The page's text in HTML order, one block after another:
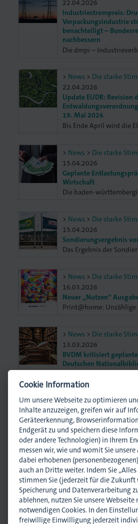
22.04.2026
Industriestrompreis:
Verpackungsindustrie
benachteiligt –
nachbessern
News
Die starke
22.04.2026
Update EUDR: Revision
19. Mai 2026
News
Die starke
15.04.2026
Geplante
Wirtschaft
News
Die starke
15.04.2026
Sondierungsergebnis
News
Die starke
16.03.2026
Neuer „Nutzen“
News
Die starke
13.03.2026
BVDM kritisiert
Deutschen
Bestände
Gesamt40Treffer mehr News
Ansprechpartner
Cookie Information
Um unsere Webseite zu optimieren
Inhalte anzuzeigen, greifen wir auf
Geräteerkennung,
Endgerät zu und speichern diese
oder andere Technologien) in Ihrem
messen wir, wie und womit Sie
dabei erhobenen
auch an Dritte weiter. Indem Sie
stimmen Sie (jederzeit für die
Speicherung und Datenverarbeitung
ablehnen, nutzen Sie unsere
notwendigen Cookies. In den
freiwillige Einwilligung jederzeit